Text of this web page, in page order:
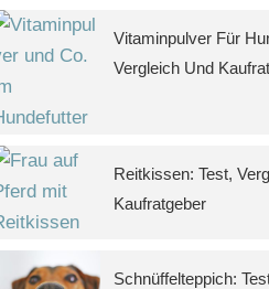
Vitaminpulver Für
Vergleich Und
Reitkissen: Test,
Kaufratgeber
Schnüffelteppich: